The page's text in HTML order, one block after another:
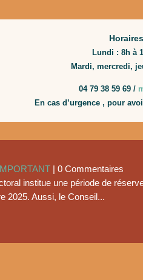
Lundi : 8h à
Mardi, mercredi,
04 79 38 59 69 /
En cas d’urgence , pour
| 0 Commentaires
institue une période de
2025. Aussi, le Conseil...